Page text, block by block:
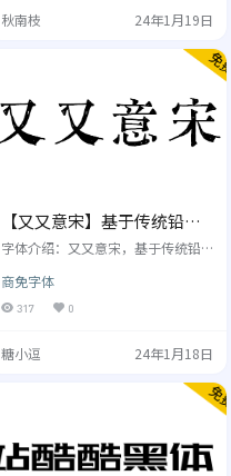
用！完全免费商用！如果你觉得好
不好用，那。。。。那你就别用
了。 字体风格 庞门正道粗书体非常
许个人和企业免费使用，包括商业
用途，例如广告设计、自媒体、电…
秋南枝 24年1月19日
【又又意宋】基于传统铅字
宋体及古刻本开发的手写宋
字体介绍：又又意宋，基于传统铅
风格古意中带一点诙谐 适用风格：
适用于排版古典诗词，古风设计，
简体汉字，配有相应风格的英文以
宋 / 2021 服务丨SERVICE——字库
开发 字体风格 使用许可 允许个人和
如广告设计、自媒体、电…
商免字体
317 0
糖小逗 24年1月18日